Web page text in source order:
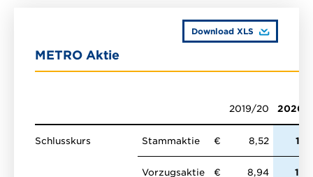
Download XLS
METRO Aktie
2019/20 2020/
Schlusskurs Stammaktie € 8,52
Vorzugsaktie € 8,94